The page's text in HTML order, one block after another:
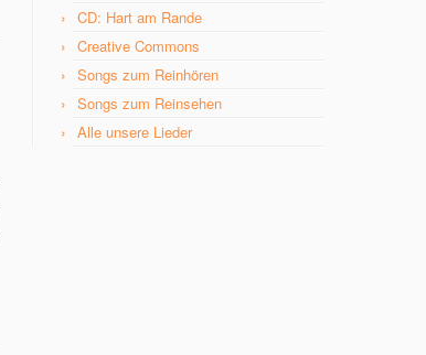
CD: Hart am Rande
Creative Commons
Songs zum Reinhören
Songs zum Reinsehen
Alle unsere Lieder